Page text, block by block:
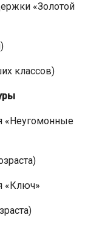
«Золотой
классов)
«Неугомонные
«Ключ»